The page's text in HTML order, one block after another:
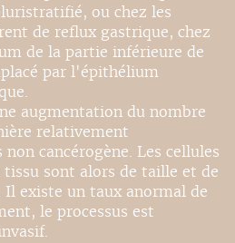
ou chez les
de reflux gastrique, chez
de la partie inférieure de
par l'épithélium
augmentation du nombre
relativement
cancérogène. Les cellules
tissu sont alors de taille et de
existe un taux anormal de
le processus est